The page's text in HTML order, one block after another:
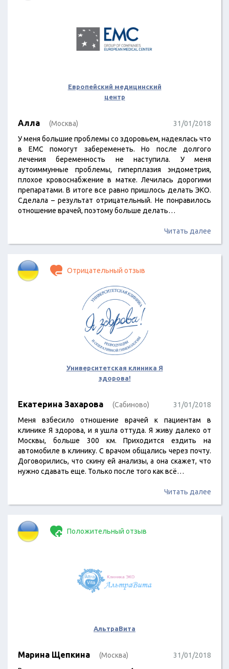
Европейский медицинский
центр
Алла (Москва)
31/01/2018
У меня большие проблемы со здоровьем, надеялась что
в ЕМС помогут забеременеть. Но после долгого
лечения беременность не наступила. У меня
аутоиммунные проблемы, гиперплазия эндометрия,
плохое кровоснабжение в матке. Лечилась дорогими
препаратами. В итоге все равно пришлось делать ЭКО.
Сделала – результат отрицательный. Не понравилось
отношение врачей, поэтому больше делать…
Читать далее
Отрицательный отзыв
Университетская клиника Я
здорова!
Екатерина Захарова (Сабиново)
31/01/2018
Меня взбесило отношение врачей к пациентам в
клинике Я здорова, и я ушла оттуда. Я живу далеко от
Москвы, больше 300 км. Приходится ездить на
автомобиле в клинику. С врачом общались через почту.
Договорились, что скину ей анализы, а она скажет, что
нужно сдавать еще. Только после того как всё…
Читать далее
Положительный отзыв
АльтраВита
Марина Щепкина (Москва)
31/01/2018